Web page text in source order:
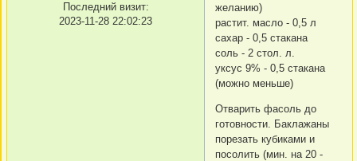
Последний визит:
2023-11-28 22:02:23
желанию)
растит. масло - 0,5 л
сахар - 0,5 стакана
соль - 2 стол. л.
уксус 9% - 0,5 стакана
(можно меньше)
Отварить фасоль до
готовности. Баклажаны
порезать кубиками и
посолить (мин. на 20 -